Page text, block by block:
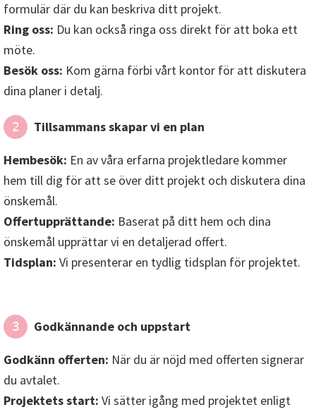
formulär där du kan beskriva ditt projekt.
Ring oss: Du kan också ringa oss direkt för att boka ett
möte.
Besök oss: Kom gärna förbi vårt kontor för att diskutera
dina planer i detalj.
2 Tillsammans skapar vi en plan
Hembesök: En av våra erfarna projektledare kommer
hem till dig för att se över ditt projekt och diskutera dina
önskemål.
Offertupprättande: Baserat på ditt hem och dina
önskemål upprättar vi en detaljerad offert.
Tidsplan: Vi presenterar en tydlig tidsplan för projektet.
3 Godkännande och uppstart
Godkänn offerten: När du är nöjd med offerten signerar
du avtalet.
Projektets start: Vi sätter igång med projektet enligt